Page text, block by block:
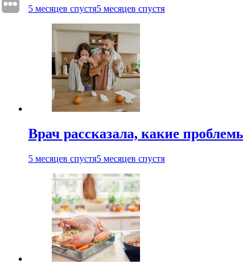
5 месяцев спустя5 месяцев спустя
Врач рассказала, какие
5 месяцев спустя5 месяцев спустя